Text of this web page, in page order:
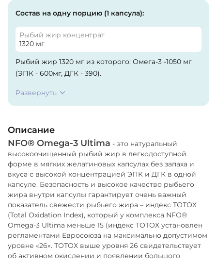
Состав на одну порцию (1 капсула):
Рыбий жир концентрат
1320 мг
Рыбий жир 1320 мг из которого: Омега-3 -1050 мг
(ЭПК - 600мг, ДГК - 390).
Другие ингредиенты: Желатин 219 мг, Глицерол 60
мг, Очищенная вода 0,7 мг.
Развернуть
Описание
NFO® Omega-3 Ultima - это натуральный
высокоочищенный рыбий жир в легкодоступной
форме в мягких желатиновых капсулах без запаха и
вкуса с высокой концентрацией ЭПК и ДГК в одной
капсуле. Безопасность и высокое качество рыбьего
жира внутри капсулы гарантирует очень важный
показатель свежести рыбьего жира – индекс ТОТОХ
(Total Oxidation Index), который у комплекса NFO®
Omega-3 Ultima меньше 15 (индекс ТОТОХ установлен
регламентами Евросоюза на максимально допустимом
уровне «26». ТОТОХ выше уровня 26 свидетельствует
об активном окислении и появлении большого